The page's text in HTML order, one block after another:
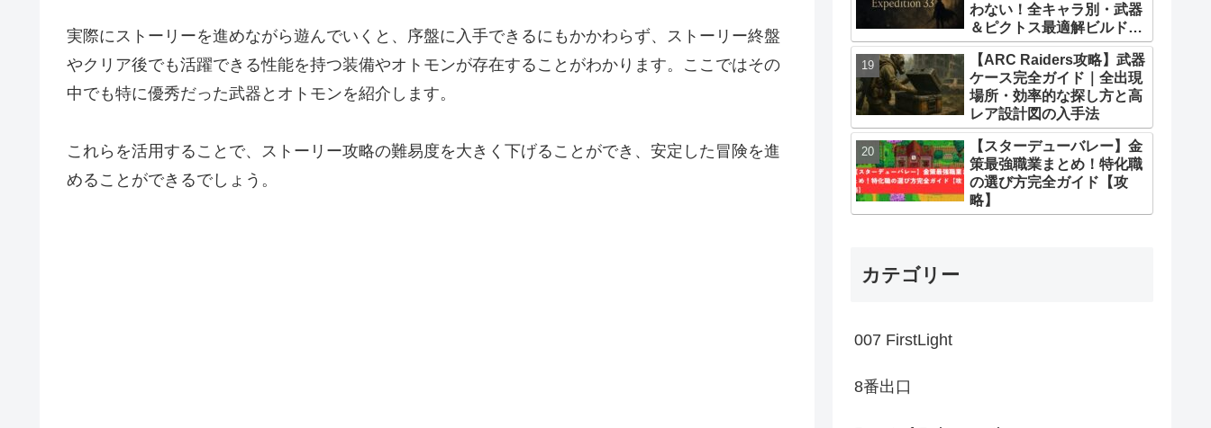
実際にストーリーを進めながら遊んでいくと、序盤に入手できるにもかかわらず、ストーリー終盤
やクリア後でも活躍できる性能を持つ装備やオトモンが存在することがわかります。ここではその
中でも特に優秀だった武器とオトモンを紹介します。
これらを活用することで、ストーリー攻略の難易度を大きく下げることができ、安定した冒険を進
めることができるでしょう。
わない！全キャラ別・武器
＆ピクトス最適解ビルドま
とめ
【ARC Raiders攻略】武器
ケース完全ガイド｜全出現
場所・効率的な探し方と高
レア設計図の入手法
【スターデューバレー】金
策最強職業まとめ！特化職
の選び方完全ガイド【攻
略】
カテゴリー
007 FirstLight
8番出口